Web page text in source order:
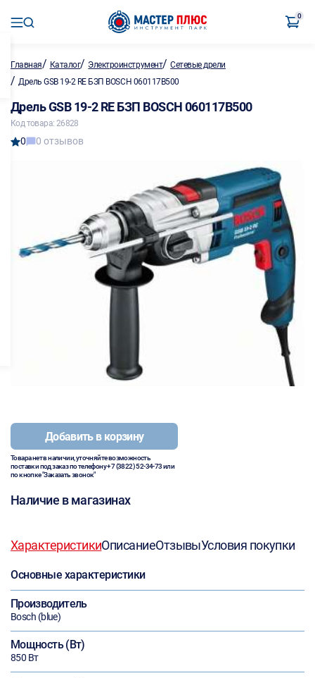
0
Главная/ Каталог/ Электроинструмент/Сетевые дрели
/ Дрель GSB 19-2 RE БЗП BOSCH 060117B500
Дрель GSB 19-2 RE БЗП BOSCH 060117B500
Код товара: 26828
0 0 отзывов
Добавить в корзину
Товара нет в наличии, уточняйте возможность
поставки под заказ по телефону+7 (3822) 52-34-73или
по кнопке "Заказать звонок"
Наличие в магазинах
ХарактеристикиОписаниеОтзывыУсловия покупки
Основные характеристики
Производитель
Bosch (blue)
Мощность (Вт)
850 Вт